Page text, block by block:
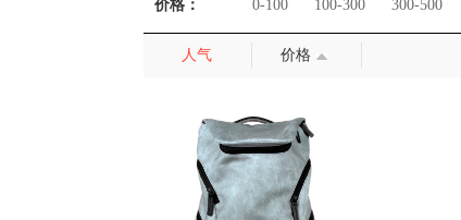
Emporio Armani/阿玛尼
HEAD/海德
LUXIAOJUN/吕小军
Li
Mueller/慕乐
NANJIREN/南
Particle Fever/粒子狂热
RIGORER/准者
价格： 0-100 100-300 300-500
人气 价格